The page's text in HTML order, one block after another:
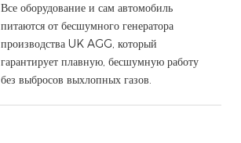
Все оборудование и сам автомобиль
питаются от бесшумного генератора
производства UK AGG, который
гарантирует плавную, бесшумную работу
без выбросов выхлопных газов.